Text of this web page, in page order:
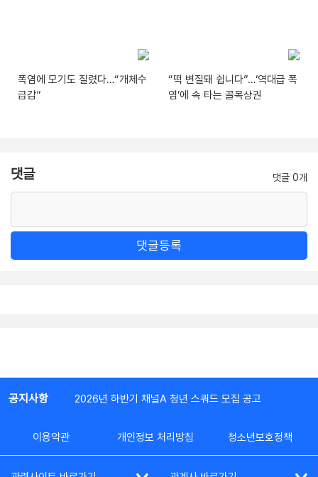
폭염에 모기도 질렸다…“개체수
급감”
“떡 변질돼 쉽니다”…‘역대급 폭
염’에 속 타는 골목상권
댓글 댓글 0개
댓글등록
공지사항 2026년 하반기 채널A 청년 스쿼드 모집 공고
이용약관 개인정보 처리방침 청소년보호정책